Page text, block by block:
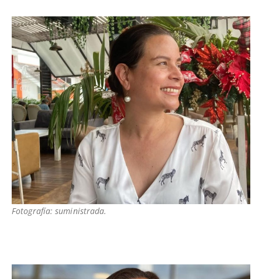
Fotografía: suministrada.